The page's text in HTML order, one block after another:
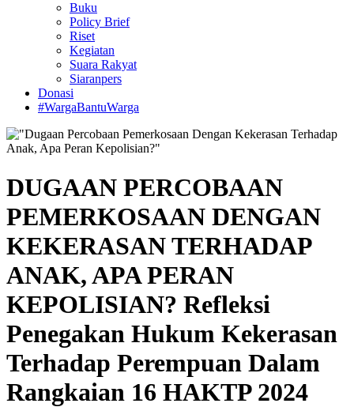
Buku
Policy Brief
Riset
Kegiatan
Suara Rakyat
Siaranpers
Donasi
#WargaBantuWarga
DUGAAN PERCOBAAN
PEMERKOSAAN DENGAN
KEKERASAN TERHADAP
ANAK, APA PERAN
KEPOLISIAN? Refleksi
Penegakan Hukum Kekerasan
Terhadap Perempuan Dalam
Rangkaian 16 HAKTP 2024